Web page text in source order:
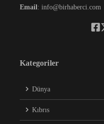
Email : info@birhaberci.com
Kategoriler
Dünya
Kıbrıs